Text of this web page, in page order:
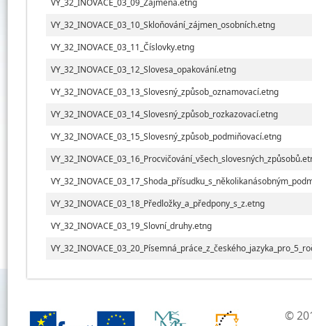
VY_32_INOVACE_03_09_Zájmena.etng
VY_32_INOVACE_03_10_Skloňování_zájmen_osobních.etng
VY_32_INOVACE_03_11_Číslovky.etng
VY_32_INOVACE_03_12_Slovesa_opakování.etng
VY_32_INOVACE_03_13_Slovesný_způsob_oznamovací.etng
VY_32_INOVACE_03_14_Slovesný_způsob_rozkazovací.etng
VY_32_INOVACE_03_15_Slovesný_způsob_podmiňovací.etng
VY_32_INOVACE_03_18_Předložky_a_předpony_s_z.etng
VY_32_INOVACE_03_19_Slovní_druhy.etng
©